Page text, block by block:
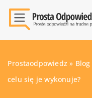
Prostaodpowiedz » Blog
celu się je wykonuje?